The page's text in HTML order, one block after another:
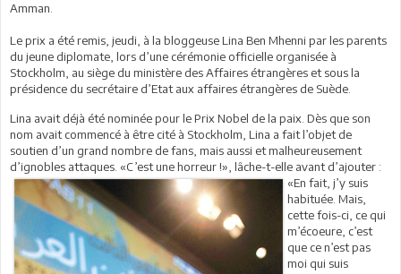
Amman.
Le prix a été remis, jeudi, à la bloggeuse Lina Ben Mhenni par les parents
du jeune diplomate, lors d’une cérémonie officielle organisée à
Stockholm, au siège du ministère des Affaires étrangères et sous la
présidence du secrétaire d’Etat aux affaires étrangères de Suède.
Lina avait déjà été nominée pour le Prix Nobel de la paix. Dès que son
nom avait commencé à être cité à Stockholm, Lina a fait l’objet de
soutien d’un grand nombre de fans, mais aussi et malheureusement
d’ignobles attaques. «C’est une horreur !», lâche-t-elle avant d’ajouter :
«En fait, j’y suis
habituée. Mais,
cette fois-ci, ce qui
m’écoeure, c’est
que ce n’est pas
moi qui suis